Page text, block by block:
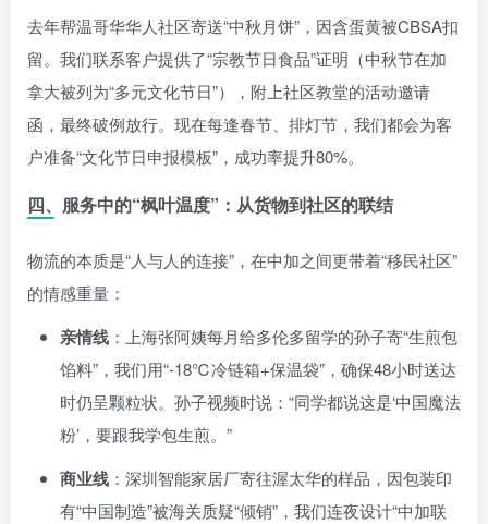
去年帮温哥华华人社区寄送“中秋月饼”，因含蛋黄被CBSA扣
留。我们联系客户提供了“宗教节日食品”证明（中秋节在加
拿大被列为“多元文化节日”），附上社区教堂的活动邀请
函，最终破例放行。现在每逢春节、排灯节，我们都会为客
户准备“文化节日申报模板”，成功率提升80%。
四、服务中的“枫叶温度”：从货物到社区的联结
物流的本质是“人与人的连接”，在中加之间更带着“移民社区”
的情感重量：
亲情线 ：上海张阿姨每月给多伦多留学的孙子寄“生煎包
馅料”，我们用“-18℃冷链箱+保温袋”，确保48小时送达
时仍呈颗粒状。孙子视频时说：“同学都说这是‘中国魔法
粉’，要跟我学包生煎。”
商业线 ：深圳智能家居厂寄往渥太华的样品，因包装印
有“中国制造”被海关质疑“倾销”，我们连夜设计“中加联